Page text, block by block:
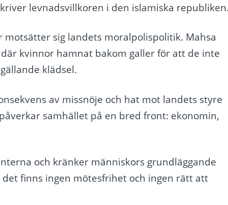
levnadsvillkoren i den islamiska
sig landets moralpolispolitik. Mahsa
kvinnor hamnat bakom galler för att de inte
klädsel.
av missnöje och hat mot landets styre
samhället på en bred front: ekonomin,
och kränker människors grundläggande
finns ingen mötesfrihet och ingen rätt att